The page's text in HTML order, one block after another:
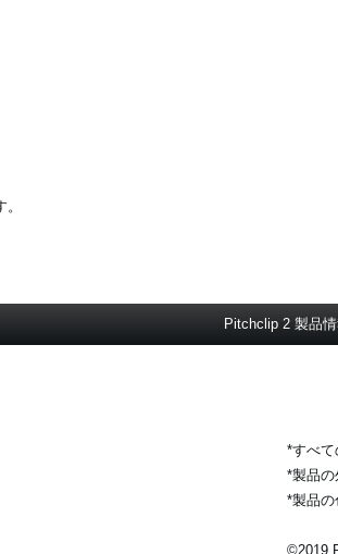
Pitchclip 2 製品
*すべて
*製品の
*製品の
©2019